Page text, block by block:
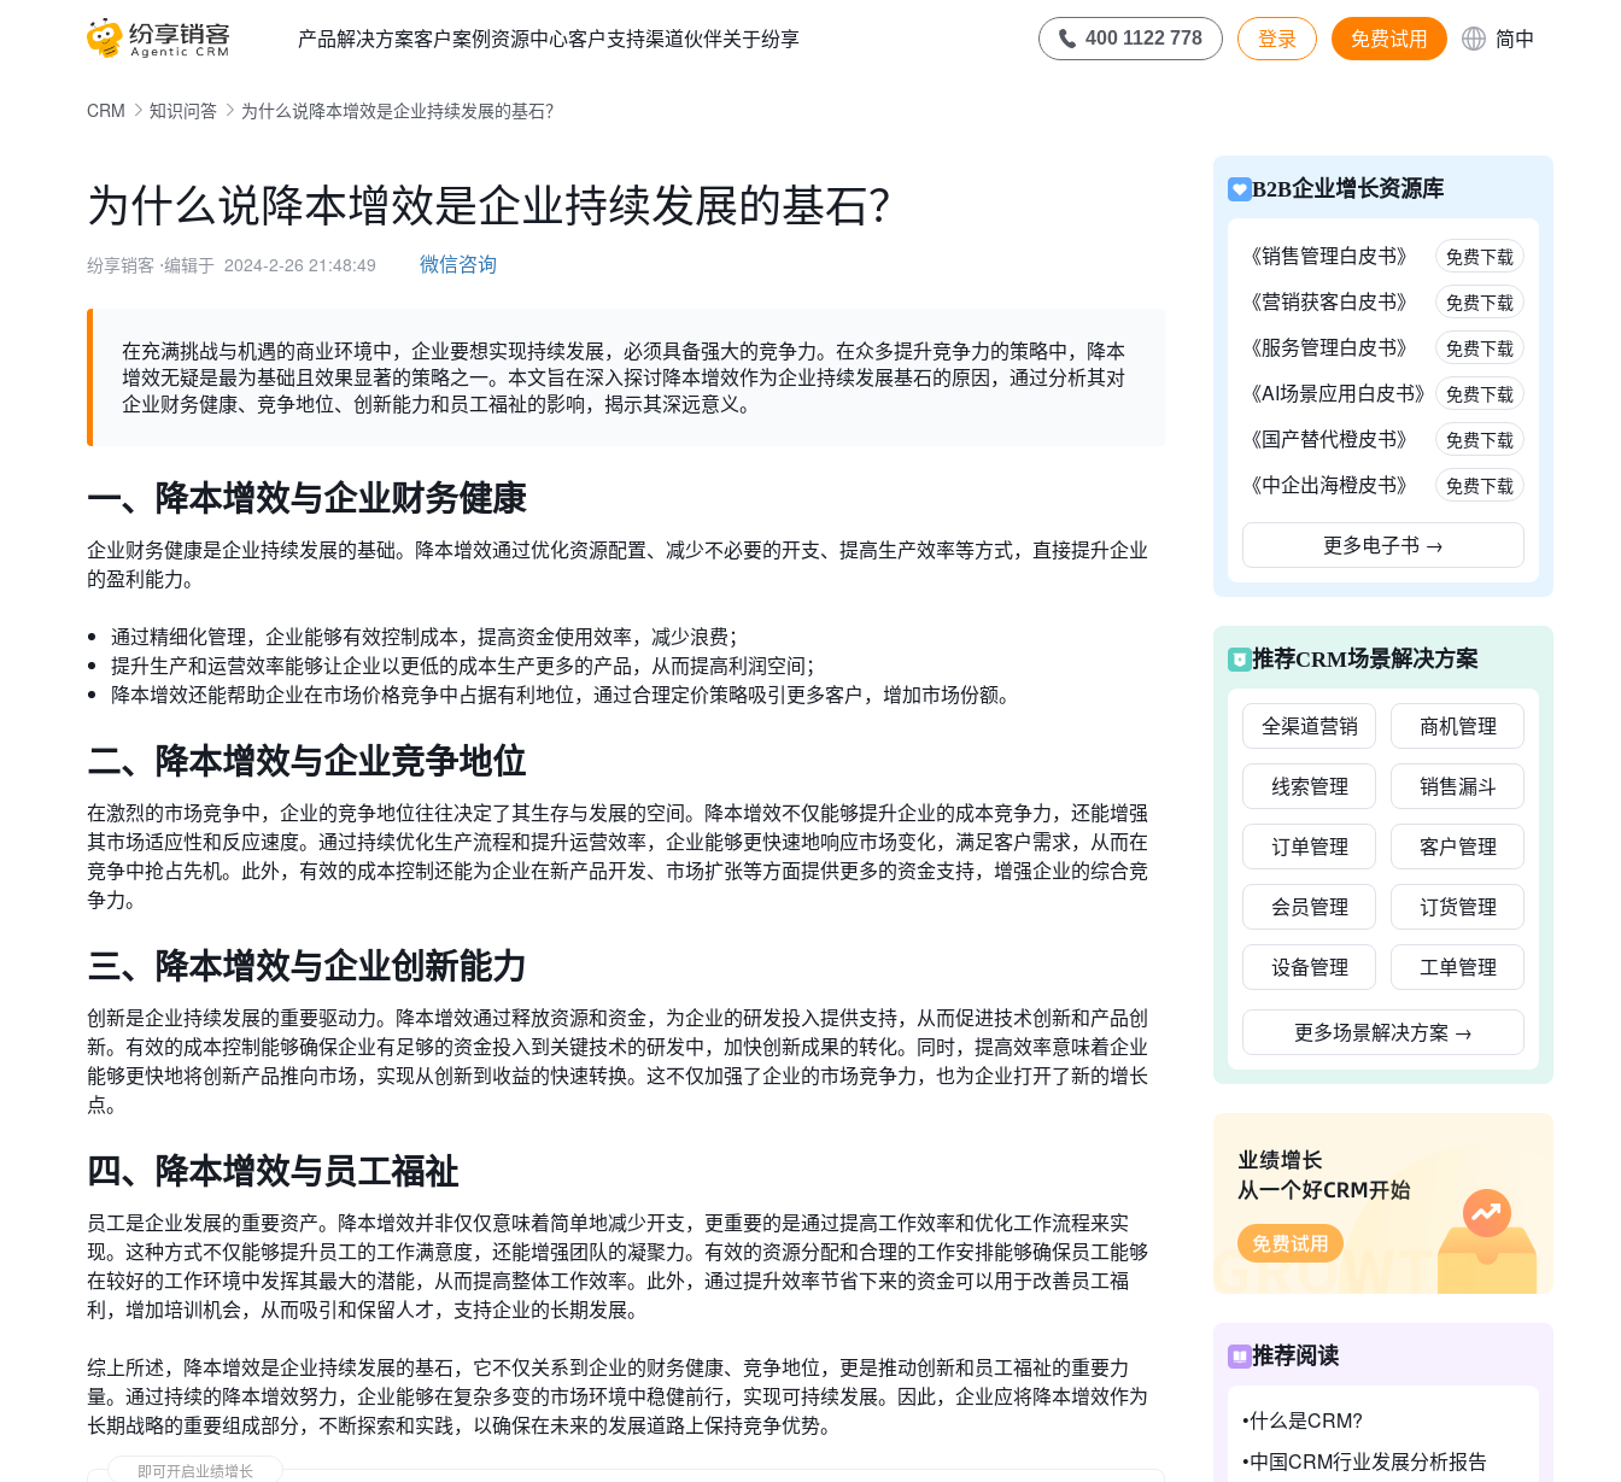
产品解决方案客户案例资源中心客户支持渠道伙伴关于纷享 400 1122 778 登录 免费试用 简中
CRM 知识问答 为什么说降本增效是企业持续发展的基石？
为什么说降本增效是企业持续发展的基石？
纷享销客 ⋅编辑于 2024-2-26 21:48:49 微信咨询
在充满挑战与机遇的商业环境中，企业要想实现持续发展，必须具备强大的竞争力。在众多提升竞争力的策略中，降本
增效无疑是最为基础且效果显著的策略之一。本文旨在深入探讨降本增效作为企业持续发展基石的原因，通过分析其对
企业财务健康、竞争地位、创新能力和员工福祉的影响，揭示其深远意义。
一、降本增效与企业财务健康
企业财务健康是企业持续发展的基础。降本增效通过优化资源配置、减少不必要的开支、提高生产效率等方式，直接提升企业
的盈利能力。
通过精细化管理，企业能够有效控制成本，提高资金使用效率，减少浪费；
提升生产和运营效率能够让企业以更低的成本生产更多的产品，从而提高利润空间；
降本增效还能帮助企业在市场价格竞争中占据有利地位，通过合理定价策略吸引更多客户，增加市场份额。
二、降本增效与企业竞争地位
在激烈的市场竞争中，企业的竞争地位往往决定了其生存与发展的空间。降本增效不仅能够提升企业的成本竞争力，还能增强
其市场适应性和反应速度。通过持续优化生产流程和提升运营效率，企业能够更快速地响应市场变化，满足客户需求，从而在
竞争中抢占先机。此外，有效的成本控制还能为企业在新产品开发、市场扩张等方面提供更多的资金支持，增强企业的综合竞
争力。
三、降本增效与企业创新能力
创新是企业持续发展的重要驱动力。降本增效通过释放资源和资金，为企业的研发投入提供支持，从而促进技术创新和产品创
新。有效的成本控制能够确保企业有足够的资金投入到关键技术的研发中，加快创新成果的转化。同时，提高效率意味着企业
能够更快地将创新产品推向市场，实现从创新到收益的快速转换。这不仅加强了企业的市场竞争力，也为企业打开了新的增长
点。
四、降本增效与员工福祉
员工是企业发展的重要资产。降本增效并非仅仅意味着简单地减少开支，更重要的是通过提高工作效率和优化工作流程来实
现。这种方式不仅能够提升员工的工作满意度，还能增强团队的凝聚力。有效的资源分配和合理的工作安排能够确保员工能够
在较好的工作环境中发挥其最大的潜能，从而提高整体工作效率。此外，通过提升效率节省下来的资金可以用于改善员工福
利，增加培训机会，从而吸引和保留人才，支持企业的长期发展。
综上所述，降本增效是企业持续发展的基石，它不仅关系到企业的财务健康、竞争地位，更是推动创新和员工福祉的重要力
量。通过持续的降本增效努力，企业能够在复杂多变的市场环境中稳健前行，实现可持续发展。因此，企业应将降本增效作为
长期战略的重要组成部分，不断探索和实践，以确保在未来的发展道路上保持竞争优势。
即可开启业绩增长
B2B企业增长资源库
《销售管理白皮书》 免费下载
《营销获客白皮书》 免费下载
《服务管理白皮书》 免费下载
《AI场景应用白皮书》 免费下载
《国产替代橙皮书》 免费下载
《中企出海橙皮书》 免费下载
更多电子书 →
推荐CRM场景解决方案
全渠道营销 商机管理
线索管理 销售漏斗
订单管理 客户管理
会员管理 订货管理
设备管理 工单管理
更多场景解决方案 →
推荐阅读
什么是CRM?
中国CRM行业发展分析报告